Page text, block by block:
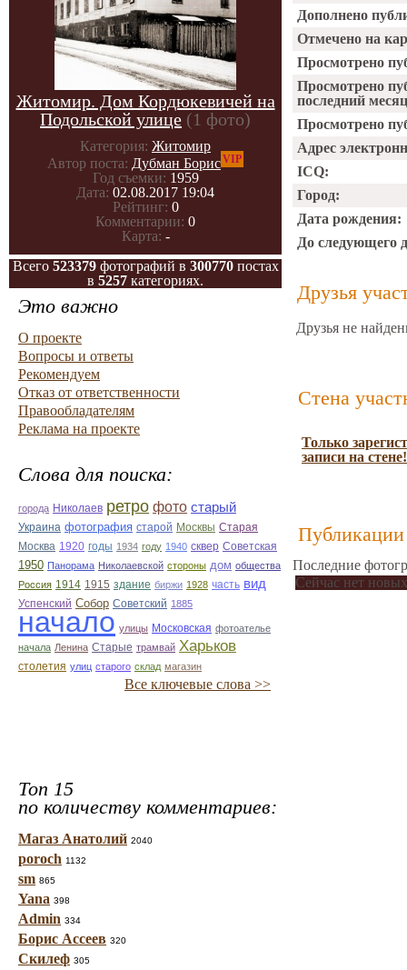
Житомир. Дом Кордюкевичей на
Подольской улице (1 фото)
Категория: Житомир
Автор поста: Дубман БорисVIP
Год съемки: 1959
Дата: 02.08.2017 19:04
Рейтинг: 0
Комментарии: 0
Карта: -
Всего 523379фотографий в 300770постах
в 5257 категориях.
Это важно
О проекте
Вопросы и ответы
Рекомендуем
Отказ от ответственности
Правообладателям
Реклама на проекте
Слова для поиска:
города Николаев ретро фото старый
Украина фотография старой Москвы Старая
Москва 1920 годы 1934 году 1940 сквер Советская
1950 Панорама Николаевской стороны дом общества
Россия 1914 1915 здание биржи 1928 часть вид
Успенский Собор Советский 1885
начало улицы Московская фотоателье
начала Ленина Старые трамвай Харьков
столетия улиц старого склад магазин
Все ключевые слова >>
Топ 15
по количеству комментариев:
Магаз Анатолий 2040
poroch 1132
sm 865
Yana 398
Admin 334
Борис Ассеев 320
Скилеф 305
Дополнено
Отмечено на
Просмотрено
Просмотрено
последний
Просмотрено
Адрес
ICQ:
Город:
Дата рождения:
До следующего
Друзья
Друзья не
Стена
Только
записи на стене!
Публикации
Последние
Сейчас нет